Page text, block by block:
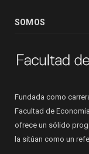
SOMOS
Fundada como
Facultad de
ofrece un sólido
la sitúan como un